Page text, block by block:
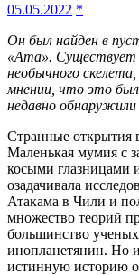
05.05.2022 *
Он был найден в
«Ата». Существует
необычного
мнении, что это
недавно
Странные открытия
Маленькая мумия с
косыми глазницами
озадачивала
Атакама в Чили и
множество теорий
большинство
инопланетянин. Но
истинную историю